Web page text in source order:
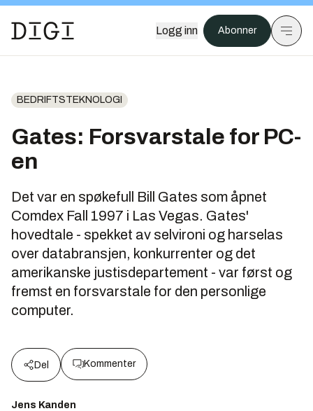
Logg inn Abonner
BEDRIFTSTEKNOLOGI
Gates: Forsvarstale for PC-
en
Det var en spøkefull Bill Gates som åpnet
Comdex Fall 1997 i Las Vegas. Gates'
hovedtale - spekket av selvironi og harselas
over databransjen, konkurrenter og det
amerikanske justisdepartement - var først og
fremst en forsvarstale for den personlige
computer.
Del Kommenter
Jens Kanden